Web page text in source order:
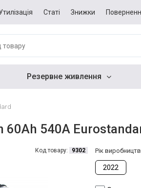
Статі Знижки
Резервне живлення
60Ah 540A
Код товару: 9302 Рік
2022